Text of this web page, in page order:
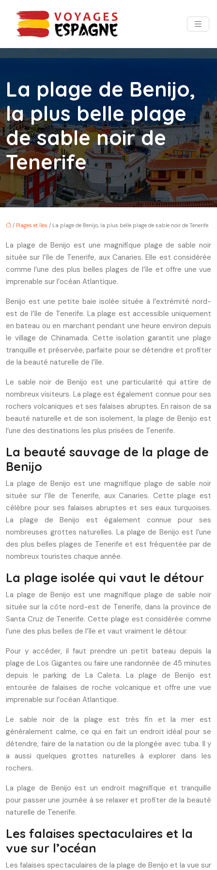
La plage de Benijo,
la plus belle plage
de sable noir de
Tenerife
/ Plages et îles / La plage de Benijo, la plus belle plage de sable noir de Tenerife
La plage de Benijo est une magnifique plage de sable noir
située sur l’île de Tenerife, aux Canaries. Elle est considérée
comme l’une des plus belles plages de l’île et offre une vue
imprenable sur l’océan Atlantique.
Benijo est une petite baie isolée située à l’extrémité nord-
est de l’île de Tenerife. La plage est accessible uniquement
en bateau ou en marchant pendant une heure environ depuis
le village de Chinamada. Cette isolation garantit une plage
tranquille et préservée, parfaite pour se détendre et profiter
de la beauté naturelle de l’île.
Le sable noir de Benijo est une particularité qui attire de
nombreux visiteurs. La plage est également connue pour ses
rochers volcaniques et ses falaises abruptes. En raison de sa
beauté naturelle et de son isolement, la plage de Benijo est
l’une des destinations les plus prisées de Tenerife.
La beauté sauvage de la plage de
Benijo
La plage de Benijo est une magnifique plage de sable noir
située sur l’île de Tenerife, aux Canaries. Cette plage est
célèbre pour ses falaises abruptes et ses eaux turquoises.
La plage de Benijo est également connue pour ses
nombreuses grottes naturelles. La plage de Benijo est l’une
des plus belles plages de Tenerife et est fréquentée par de
nombreux touristes chaque année.
La plage isolée qui vaut le détour
La plage de Benijo est une magnifique plage de sable noir
située sur la côte nord-est de Tenerife, dans la province de
Santa Cruz de Tenerife. Cette plage est considérée comme
l’une des plus belles de l’île et vaut vraiment le détour.
Pour y accéder, il faut prendre un petit bateau depuis la
plage de Los Gigantes ou faire une randonnée de 45 minutes
depuis le parking de La Caleta. La plage de Benijo est
entourée de falaises de roche volcanique et offre une vue
imprenable sur l’océan Atlantique.
Le sable noir de la plage est très fin et la mer est
généralement calme, ce qui en fait un endroit idéal pour se
détendre, faire de la natation ou de la plongée avec tuba. Il y
a aussi quelques grottes naturelles à explorer dans les
rochers.
La plage de Benijo est un endroit magnifique et tranquille
pour passer une journée à se relaxer et profiter de la beauté
naturelle de Tenerife.
Les falaises spectaculaires et la
vue sur l’océan
Les falaises spectaculaires de la plage de Benijo et la vue sur